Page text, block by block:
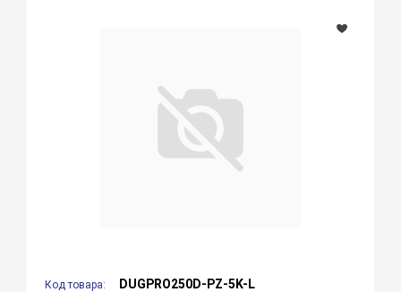
Код товара: DUGPRO250D-PZ-5K-L